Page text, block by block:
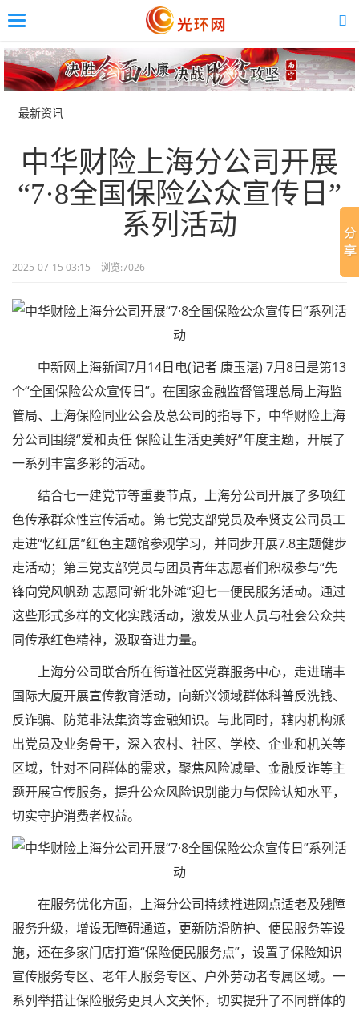
Skip
to
main
content
Toggle
最新资讯
中华财险上海分公司开展
“7·8全国保险公众宣传日”
系列活动
2025-07-15 03:15 浏览:7026
中新网上海新闻7月14日电(记者 康玉湛) 7月8日是第13
个“全国保险公众宣传日”。在国家金融监督管理总局上海监
管局、上海保险同业公会及总公司的指导下，中华财险上海
分公司围绕“爱和责任 保险让生活更美好”年度主题，开展了
一系列丰富多彩的活动。
结合七一建党节等重要节点，上海分公司开展了多项红
色传承群众性宣传活动。第七党支部党员及奉贤支公司员工
走进“忆红居”红色主题馆参观学习，并同步开展7.8主题健步
走活动；第三党支部党员与团员青年志愿者们积极参与“先
锋向党风帆劲 志愿同‘新’北外滩”迎七一便民服务活动。通过
这些形式多样的文化实践活动，激发从业人员与社会公众共
同传承红色精神，汲取奋进力量。
上海分公司联合所在街道社区党群服务中心，走进瑞丰
国际大厦开展宣传教育活动，向新兴领域群体科普反洗钱、
反诈骗、防范非法集资等金融知识。与此同时，辖内机构派
出党员及业务骨干，深入农村、社区、学校、企业和机关等
区域，针对不同群体的需求，聚焦风险减量、金融反诈等主
题开展宣传服务，提升公众风险识别能力与保险认知水平，
切实守护消费者权益。
在服务优化方面，上海分公司持续推进网点适老及残障
服务升级，增设无障碍通道，更新防滑防护、便民服务等设
施，还在多家门店打造“保险便民服务点”，设置了保险知识
宣传服务专区、老年人服务专区、户外劳动者专属区域。一
系列举措让保险服务更具人文关怀，切实提升了不同群体的